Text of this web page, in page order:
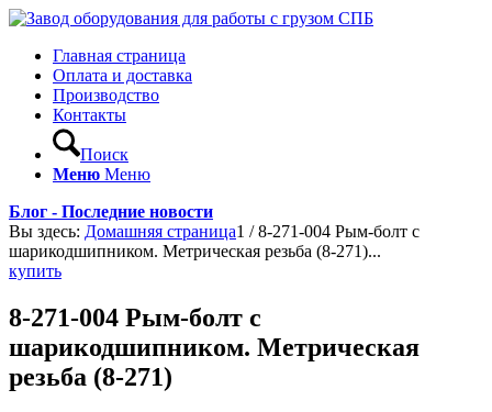
Главная страница
Оплата и доставка
Производство
Контакты
Поиск
Меню Меню
Блог - Последние новости
Вы здесь: Домашняя страница1 / 8-271-004 Рым-болт с
шарикодшипником. Метрическая резьба (8-271)...
купить
8-271-004 Рым-болт с
шарикодшипником. Метрическая
резьба (8-271)